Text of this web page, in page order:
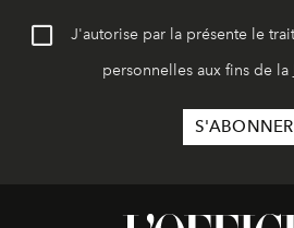
J'autorise par la présente le
personnelles aux fins de la